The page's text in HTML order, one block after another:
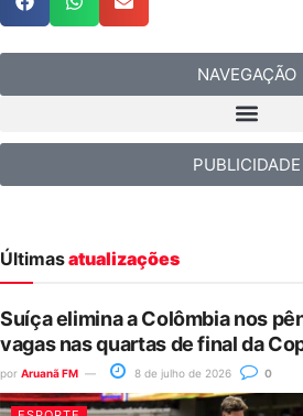
NAVEGAÇÃO
PUBLICIDADE
Últimasatualizações
Suíça elimina a Colômbia nos
vagas nas quartas de final da
por Aruanã FM 8 de julho de 2026 0